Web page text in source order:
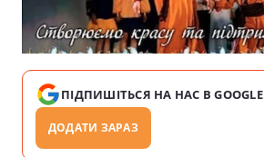
ПІДПИШІТЬСЯ НА НАС В GOOGLE
ДОДАТИ ЗАРАЗ